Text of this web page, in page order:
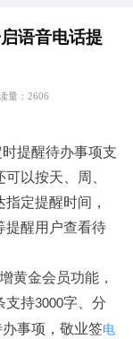
语音电话提
量：2606
提醒待办事项支
以按天、周、
定提醒时间，
提醒用户查看待
黄金会员功能，
支持3000字、分
事项，敬业签电